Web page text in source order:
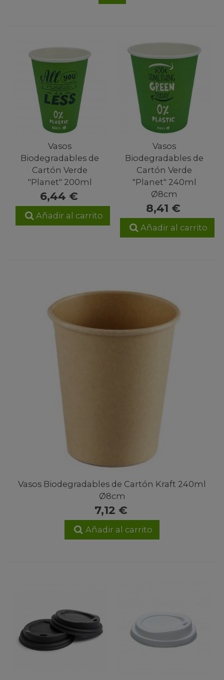
Vasos
Biodegradables de
Cartón Verde
"Planet" 200ml
6,44 €
Añadir al carrito
Vasos
Biodegradables de
Cartón Verde
"Planet" 240ml
Ø8cm
8,41 €
Añadir al carrito
Vasos Biodegradables de Cartón Kraft 240ml
Ø8cm
7,12 €
Añadir al carrito